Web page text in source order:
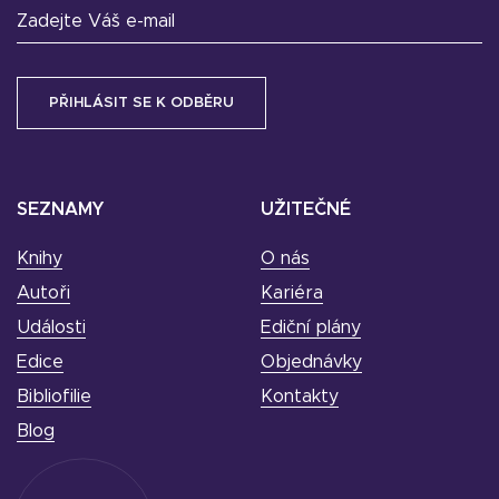
SEZNAMY
Knihy
Autoři
Události
Edice
Bibliofilie
Blog
UŽITEČNÉ
O nás
Kariéra
Ediční plány
Objednávky
Kontakty
Zadejte Váš e-mail